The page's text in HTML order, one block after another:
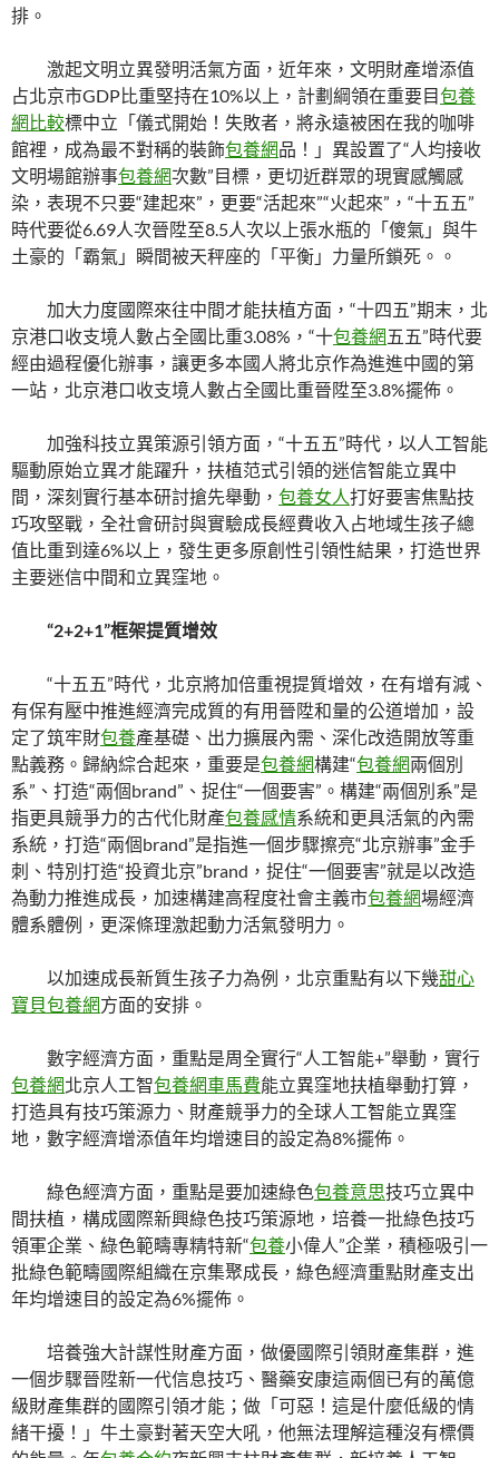
排。
激起文明立異發明活氣方面，近年來，文明財產增添值
占北京市GDP比重堅持在10%以上，計劃綱領在重要目包養
網比較標中立「儀式開始！失敗者，將永遠被困在我的咖啡
館裡，成為最不對稱的裝飾包養網品！」異設置了“人均接收
文明場館辦事包養網次數”目標，更切近群眾的現實感觸感
染，表現不只要“建起來”，更要“活起來”“火起來”，“十五五”
時代要從6.69人次晉陞至8.5人次以上張水瓶的「傻氣」與牛
土豪的「霸氣」瞬間被天秤座的「平衡」力量所鎖死。。
加大力度國際來往中間才能扶植方面，“十四五”期末，北
京港口收支境人數占全國比重3.08%，“十包養網五五”時代要
經由過程優化辦事，讓更多本國人將北京作為進進中國的第
一站，北京港口收支境人數占全國比重晉陞至3.8%擺佈。
加強科技立異策源引領方面，“十五五”時代，以人工智能
驅動原始立異才能躍升，扶植范式引領的迷信智能立異中
間，深刻實行基本研討搶先舉動， 包養女人打好要害焦點技
巧攻堅戰，全社會研討與實驗成長經費收入占地域生孩子總
值比重到達6%以上，發生更多原創性引領性結果，打造世界
主要迷信中間和立異窪地。
“2+2+1”框架提質增效
“十五五”時代，北京將加倍重視提質增效，在有增有減、
有保有壓中推進經濟完成質的有用晉陞和量的公道增加，設
定了筑牢財包養產基礎、出力擴展內需、深化改造開放等重
點義務。歸納綜合起來，重要是包養網構建“包養網兩個別
系”、打造“兩個brand”、捉住“一個要害”。構建“兩個別系”是
指更具競爭力的古代化財產包養感情系統和更具活氣的內需
系統，打造“兩個brand”是指進一個步驟擦亮“北京辦事”金手
刺、特別打造“投資北京”brand，捉住“一個要害”就是以改造
為動力推進成長，加速構建高程度社會主義市包養網場經濟
體系體例，更深條理激起動力活氣發明力。
以加速成長新質生孩子力為例，北京重點有以下幾甜心
寶貝包養網方面的安排。
數字經濟方面，重點是周全實行“人工智能+”舉動，實行
包養網北京人工智包養網車馬費能立異窪地扶植舉動打算，
打造具有技巧策源力、財產競爭力的全球人工智能立異窪
地，數字經濟增添值年均增速目的設定為8%擺佈。
綠色經濟方面，重點是要加速綠色包養意思技巧立異中
間扶植，構成國際新興綠色技巧策源地，培養一批綠色技巧
領軍企業、綠色範疇專精特新“包養小偉人”企業，積極吸引一
批綠色範疇國際組織在京集聚成長，綠色經濟重點財產支出
年均增速目的設定為6%擺佈。
培養強大計謀性財產方面，做優國際引領財產集群，進
一個步驟晉陞新一代信息技巧、醫藥安康這兩個已有的萬億
級財產集群的國際引領才能；做「可惡！這是什麼低級的情
緒干擾！」牛土豪對著天空大吼，他無法理解這種沒有標價